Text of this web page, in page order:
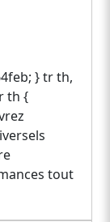
} tr th,
th {
tout